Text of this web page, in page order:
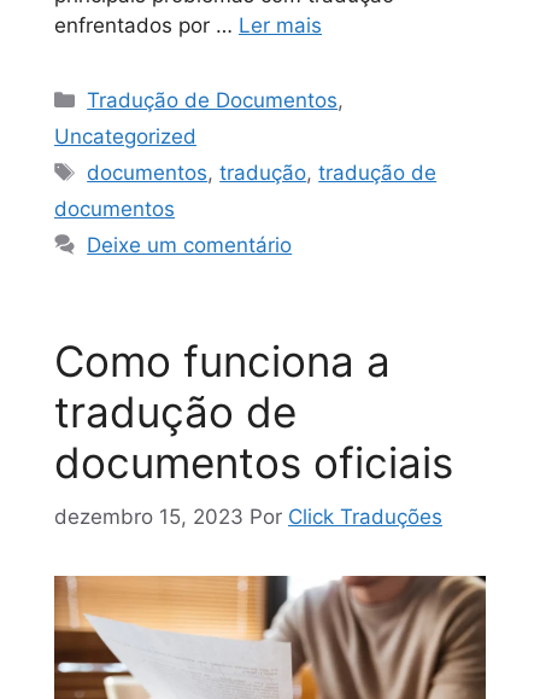
enfrentados por … Ler mais
Tradução de Documentos,
Uncategorized
documentos,tradução,tradução de
documentos
Deixe um comentário
Como funciona a
tradução de
documentos oficiais
dezembro 15, 2023 Por Click Traduções